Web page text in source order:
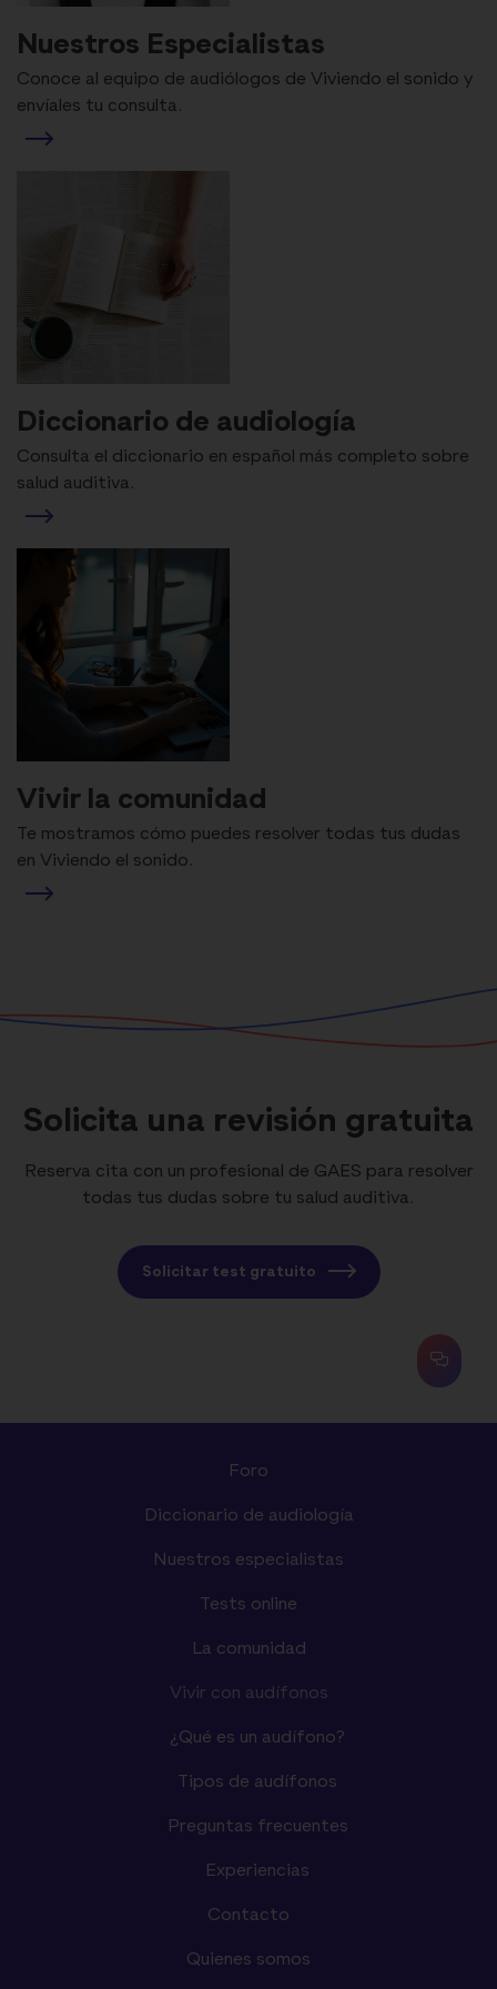
Nuestros Especialistas
Conoce al equipo de audiólogos de Viviendo el sonido y
envíales tu consulta.
Diccionario de audiología
Consulta el diccionario en español más completo sobre
salud auditiva.
Vivir la comunidad
Te mostramos cómo puedes resolver todas tus dudas
en Viviendo el sonido.
Solicita una revisión gratuita
Reserva cita con un profesional de GAES para resolver
todas tus dudas sobre tu salud auditiva.
Solicitar test gratuito
Foro
Diccionario de audiología
Nuestros especialistas
Tests online
La comunidad
Vivir con audífonos
¿Qué es un audífono?
Tipos de audífonos
Preguntas frecuentes
Experiencias
Contacto
Quienes somos